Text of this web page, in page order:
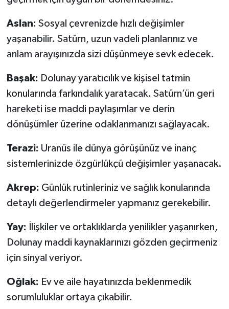
Aslan: Sosyal çevrenizde hızlı değişimler
yaşanabilir. Satürn, uzun vadeli planlarınız ve
anlam arayışınızda sizi düşünmeye sevk edecek.
Başak: Dolunay yaratıcılık ve kişisel tatmin
konularında farkındalık yaratacak. Satürn’ün geri
hareketi ise maddi paylaşımlar ve derin
dönüşümler üzerine odaklanmanızı sağlayacak.
Terazi: Uranüs ile dünya görüşünüz ve inanç
sistemlerinizde özgürlükçü değişimler yaşanacak.
Akrep: Günlük rutinleriniz ve sağlık konularında
detaylı değerlendirmeler yapmanız gerekebilir.
Yay: İlişkiler ve ortaklıklarda yenilikler yaşanırken,
Dolunay maddi kaynaklarınızı gözden geçirmeniz
için sinyal veriyor.
Oğlak: Ev ve aile hayatınızda beklenmedik
sorumluluklar ortaya çıkabilir.